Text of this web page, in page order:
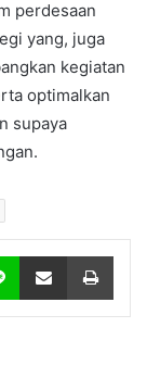
perdesaan
yang, juga
kegiatan
optimalkan
supaya
Line Share via Email